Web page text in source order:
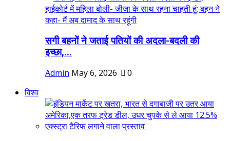
सगी बहनों ने जताई पतियों की अदला-बदली की
इच्छा,...
Admin May 6, 2026
0
विश्व